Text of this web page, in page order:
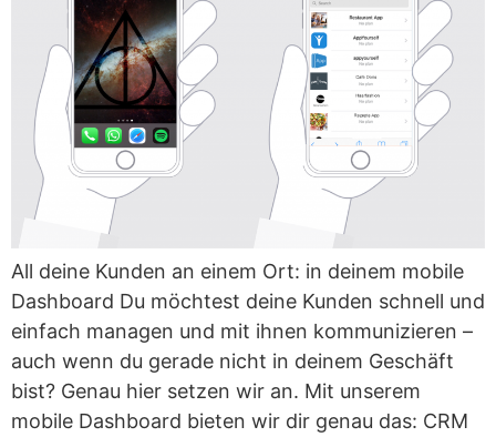
All deine Kunden an einem Ort: in deinem mobile
Dashboard Du möchtest deine Kunden schnell und
einfach managen und mit ihnen kommunizieren –
auch wenn du gerade nicht in deinem Geschäft
bist? Genau hier setzen wir an. Mit unserem
mobile Dashboard bieten wir dir genau das: CRM